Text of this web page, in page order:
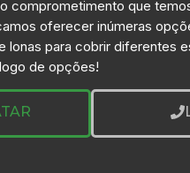
comprometimento que
oferecer inúmeras
lonas para cobrir diferentes
de opções!